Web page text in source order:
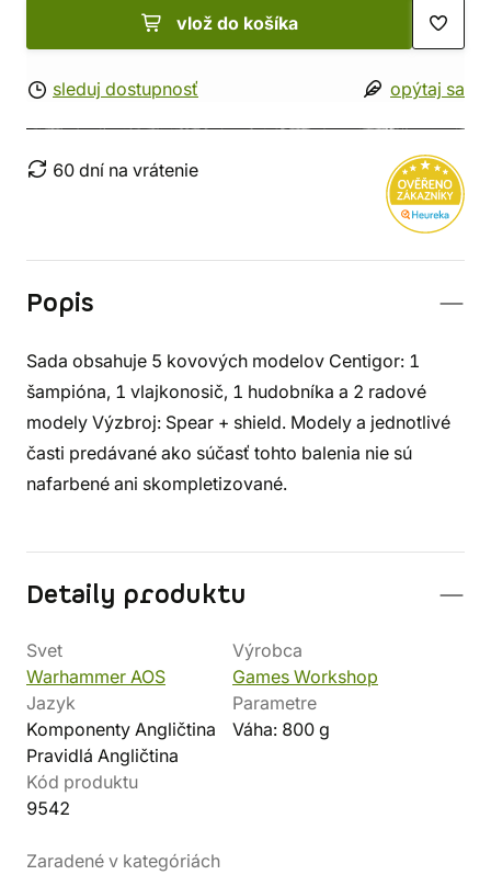
vlož do košíka
sleduj dostupnosť opýtaj sa
60 dní na vrátenie
Popis
Sada obsahuje 5 kovových modelov Centigor: 1
šampióna, 1 vlajkonosič, 1 hudobníka a 2 radové
modely Výzbroj: Spear + shield. Modely a jednotlivé
časti predávané ako súčasť tohto balenia nie sú
nafarbené ani skompletizované.
Detaily produktu
Svet
Warhammer AOS
Výrobca
Games Workshop
Jazyk
Komponenty Angličtina
Pravidlá Angličtina
Parametre
Váha: 800 g
Kód produktu
9542
Zaradené v kategóriách